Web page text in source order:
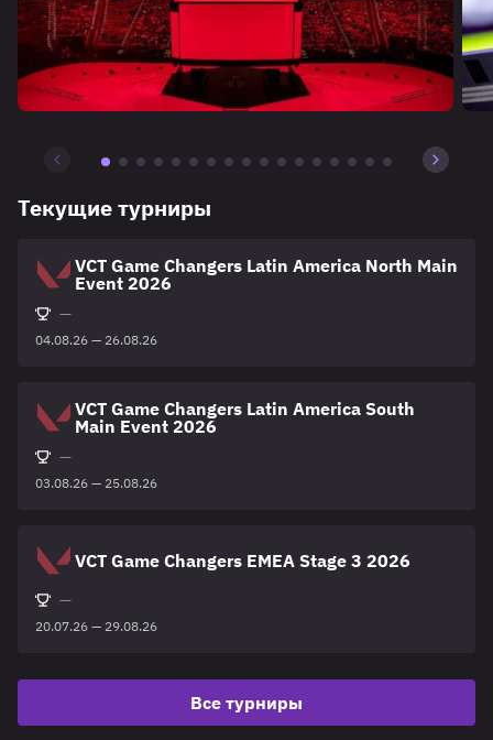
Текущие турниры
VCT Game Changers Latin America North Main
Event 2026
—
04.08.26 — 26.08.26
VCT Game Changers Latin America South
Main Event 2026
—
03.08.26 — 25.08.26
VCT Game Changers EMEA Stage 3 2026
—
20.07.26 — 29.08.26
Все турниры